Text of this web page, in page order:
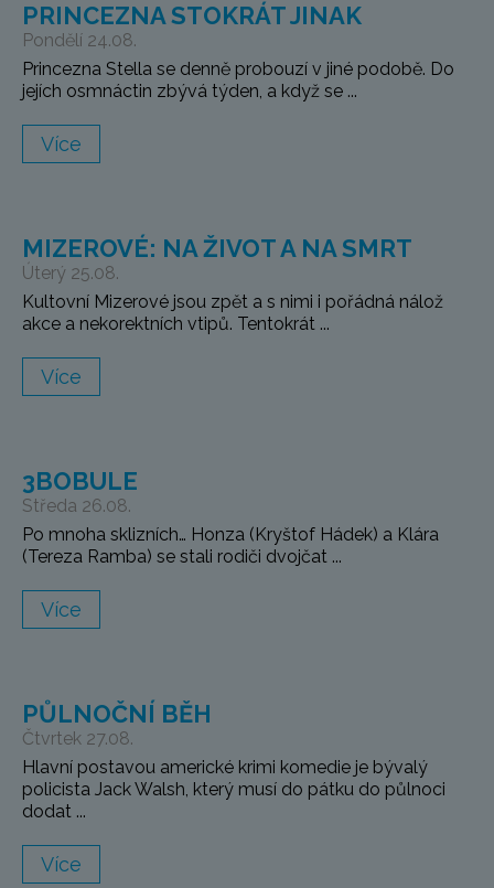
PRINCEZNA STOKRÁT JINAK
Pondělí 24.08.
Princezna Stella se denně probouzí v jiné podobě. Do
jejích osmnáctin zbývá týden, a když se ...
Více
MIZEROVÉ: NA ŽIVOT A NA SMRT
Úterý 25.08.
Kultovní Mizerové jsou zpět a s nimi i pořádná nálož
akce a nekorektních vtipů. Tentokrát ...
Více
3BOBULE
Středa 26.08.
Po mnoha sklizních… Honza (Kryštof Hádek) a Klára
(Tereza Ramba) se stali rodiči dvojčat ...
Více
PŮLNOČNÍ BĚH
Čtvrtek 27.08.
Hlavní postavou americké krimi komedie je bývalý
policista Jack Walsh, který musí do pátku do půlnoci
dodat ...
Více